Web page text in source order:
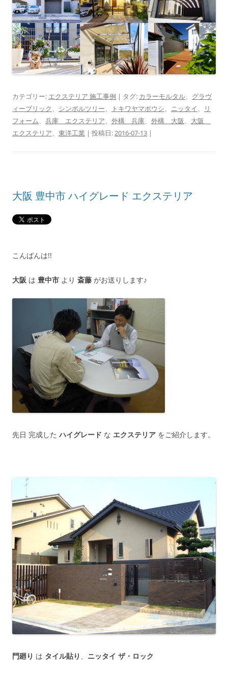
カテゴリー: エクステリア 施工事例 | タグ: カラーモルタル、 グラヴ
ィーブリック、 シンボルツリー、 トキワヤマボウシ、 ニッタイ、
リ
フォーム、 兵庫 エクステリア、 外構 兵庫、 外構 大阪、 大阪
エクステリア、 東洋工業 | 投稿日:2016-07-13 |
大阪 豊中市 ハイグレード エクステリア
こんばんは!!
大阪 は 豊中市 より 斎藤 がお送りします♪
先日 完成した ハイグレード な エクステリア をご紹介します。
門廻り は タイル貼り 、 ニッタイ ザ・ロック